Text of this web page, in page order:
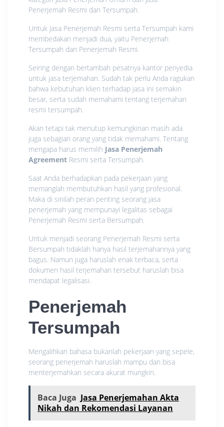
Penerjemah Resmi dan Tersumpah.
Untuk Jasa Penerjemah Resmi serta Tersumpah kami
membedakan menjadi dua, yaitu Penerjemah
Tersumpah dan Penerjemah Resmi.
Seiring dengan bertambah pesatnya kantor penyedia
untuk jasa terjemahan. Sudah tak perlu Anda ragukan
bahwa kebutuhan klien terhadap jasa ini semakin
besar, serta sudah memahami tentang terjemahan
resmi tersumpah.
Akan tetapi tak menutup kemungkinan masih ada
juga sebagian orang yang tidak memahami. Tentang
mengapa harus memilih Jasa Penerjemah
Agreement Resmi serta Tersumpah.
Saat Anda berhadapkan pada pekerjaan yang
memanglah membutuhkan hasil yang profesional.
Maka di sinilah peran penting seorang jasa
penerjemah yang mempunayi legalitas sebagai
Penerjemah Resmi serta Bersumpah.
Untuk menjadi seorang Penerjemah Resmi serta
Bersumpah tidaklah hanya hasil terjemahannya yang
bagus. Namun juga haruslah enak terbaca, serta
dokumen hasil terjemahan tersebut haruslah bisa
mendapat legalisasi.
Penerjemah
Tersumpah
Mengalihkan bahasa bukanlah pekerjaan yang sepele,
seorang penerjemah haruslah mampu dan bisa
menterjemahkan secara akurat mungkin.
Baca Juga Jasa Penerjemahan Akta
Nikah dan Rekomendasi Layanan